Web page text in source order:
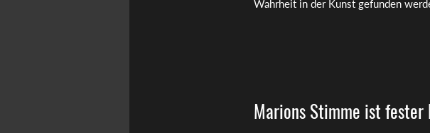
Wahrheit in der Kunst gefunden
Marions Stimme ist